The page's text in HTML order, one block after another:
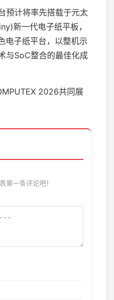
预计将率先搭载于元太
新一代电子纸平板，
电子纸平台，以整机示
与SoC整合的最佳化成
2026共同展
第一条评论吧！